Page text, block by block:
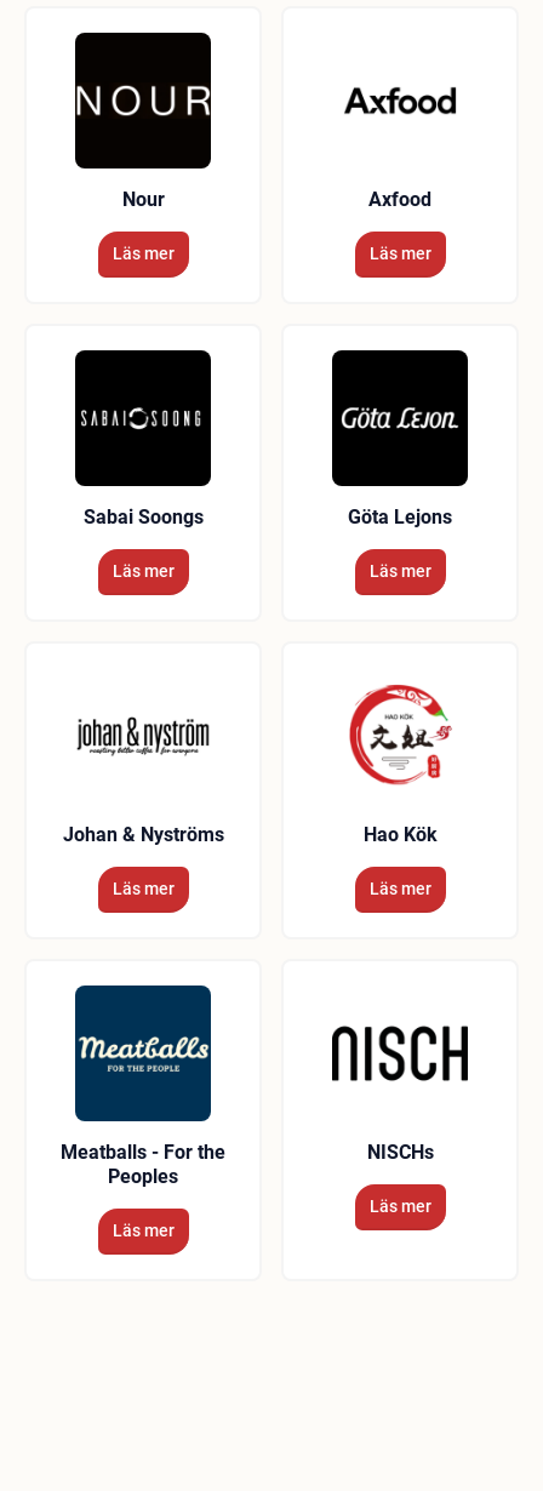
Nour
Läs mer
Axfood
Läs mer
Sabai Soongs
Läs mer
Göta Lejons
Läs mer
Johan & Nyströms
Läs mer
Hao Kök
Läs mer
Meatballs - For the
Peoples
Läs mer
NISCHs
Läs mer